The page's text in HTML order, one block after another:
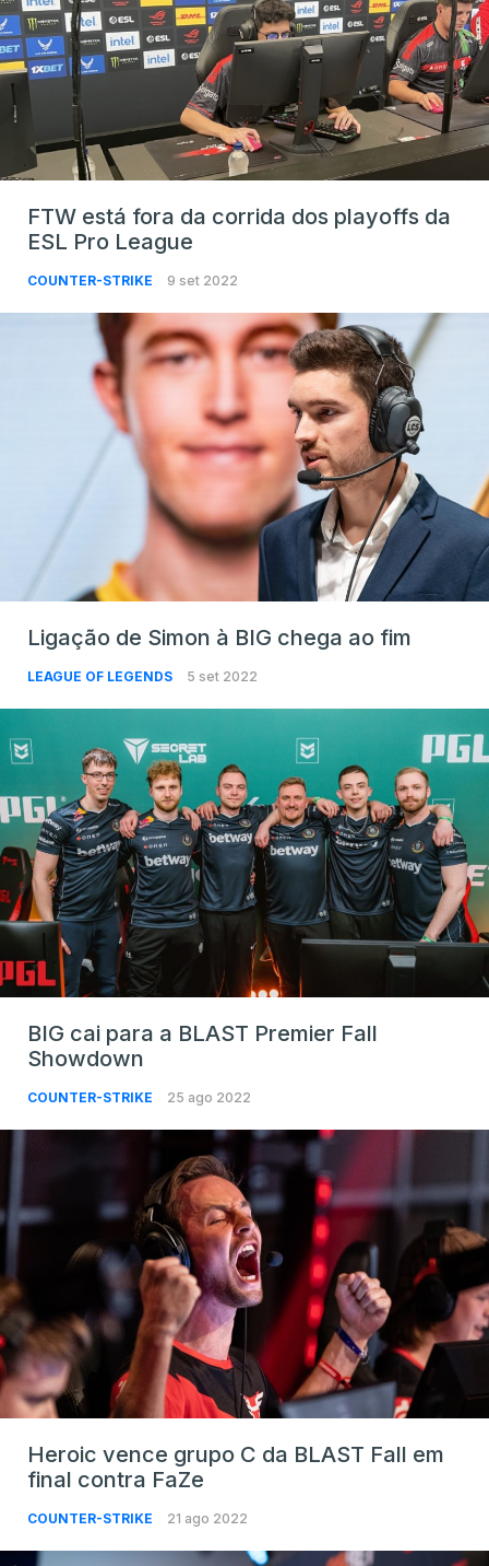
FTW está fora da corrida dos playoffs da
ESL Pro League
COUNTER-STRIKE 9 set 2022
Ligação de Simon à BIG chega ao fim
LEAGUE OF LEGENDS 5 set 2022
BIG cai para a BLAST Premier Fall
Showdown
COUNTER-STRIKE 25 ago 2022
Heroic vence grupo C da BLAST Fall em
final contra FaZe
COUNTER-STRIKE 21 ago 2022